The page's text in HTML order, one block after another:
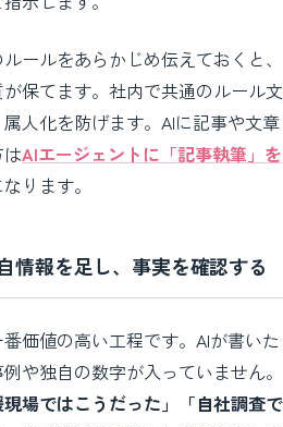
ールをあらかじめ伝えておくと、
保てます。社内で共通のルール文
人化を防げます。AIに記事や文章
AIエージェントに「記事執筆」を
ります。
情報を足し、事実を確認する
価値の高い工程です。AIが書いた
や独自の数字が入っていません。
現場ではこうだった」「自社調査で